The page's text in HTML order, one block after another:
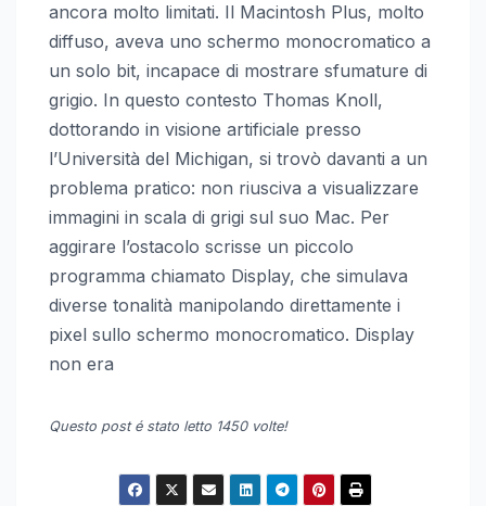
ancora molto limitati. Il Macintosh Plus, molto
diffuso, aveva uno schermo monocromatico a
un solo bit, incapace di mostrare sfumature di
grigio. In questo contesto Thomas Knoll,
dottorando in visione artificiale presso
l’Università del Michigan, si trovò davanti a un
problema pratico: non riusciva a visualizzare
immagini in scala di grigi sul suo Mac. Per
aggirare l’ostacolo scrisse un piccolo
programma chiamato Display, che simulava
diverse tonalità manipolando direttamente i
pixel sullo schermo monocromatico. Display
non era
Questo post é stato letto 1450 volte!